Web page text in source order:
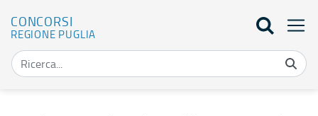
CONCORSI
REGIONE PUGLIA